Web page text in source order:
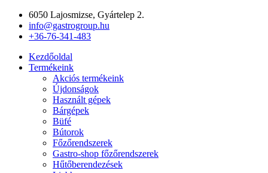
Ugrás
tartalomhoz
6050 Lajosmizse, Gyártelep 2.
info@gastrogroup.hu
+36-76-341-483
Kezdőoldal
Termékeink
Akciós termékeink
Újdonságok
Használt gépek
Bárgépek
Büfé
Bútorok
Főzőrendszerek
Gastro-shop főzőrendszerek
Hűtőberendezések